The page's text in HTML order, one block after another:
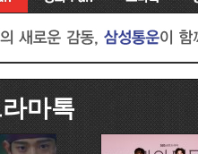
마톡